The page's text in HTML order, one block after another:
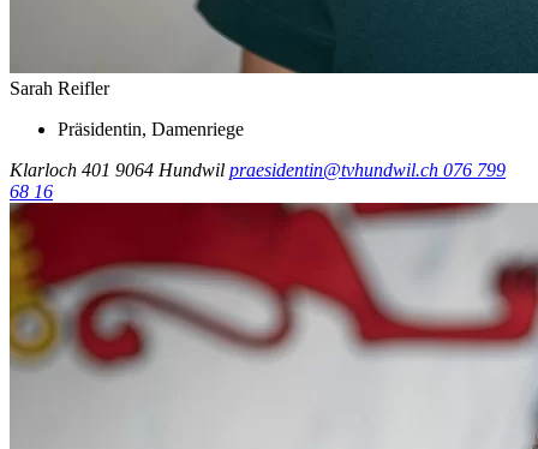
Sarah Reifler
Präsidentin, Damenriege
Klarloch 401 9064 Hundwil praesidentin@tvhundwil.ch 076 799
68 16